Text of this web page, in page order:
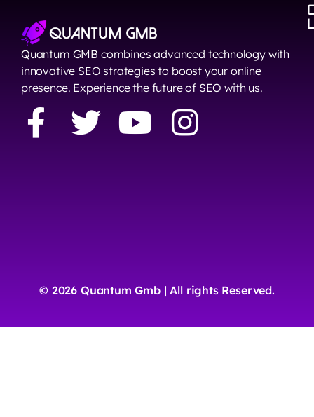
Quantum GMB combines advanced technology with
innovative SEO strategies to boost your online
presence. Experience the future of SEO with us.
© 2026 Quantum Gmb | All rights Reserved.